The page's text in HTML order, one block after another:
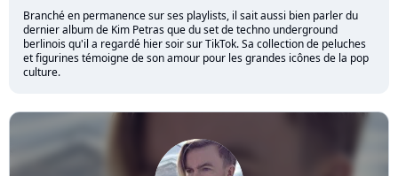
Branché en permanence sur ses playlists, il sait aussi bien parler du
dernier album de Kim Petras que du set de techno underground
berlinois qu'il a regardé hier soir sur TikTok. Sa collection de peluches
et figurines témoigne de son amour pour les grandes icônes de la pop
culture.